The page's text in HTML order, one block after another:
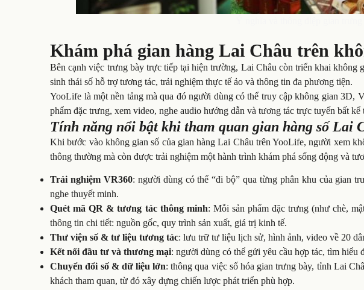
Khám phá gian hàng Lai Châu trên
Bên cạnh việc trưng bày trực tiếp tại hiện trường, Lai Châu còn triển khai
sinh thái số hỗ trợ tương tác, trải nghiệm thực tế ảo và thông tin đa phương tiện.
YooLife là một nền tảng mà qua đó người dùng có thể truy cập không gian 3D,
phẩm đặc trưng, xem video, nghe audio hướng dẫn và tương tác trực tuyến bất kể
Tính năng nổi bật khi tham quan gian hàng số Lai
Khi bước vào không gian số của gian hàng Lai Châu trên YooLife, người xem
thông thường mà còn được trải nghiệm một hành trình khám phá sống động và
Trải nghiệm VR360: người dùng có thể “đi bộ” qua từng phân khu của gian
nghe thuyết minh.
Quét mã QR & tương tác thông minh: Mỗi sản phẩm đặc trưng (như chè,
thông tin chi tiết: nguồn gốc, quy trình sản xuất, giá trị kinh tế.
Thư viện số & tư liệu tương tác: lưu trữ tư liệu lịch sử, hình ảnh, video về 20
Kết nối đầu tư và thương mại: người dùng có thể gửi yêu cầu hợp tác, tìm hiểu
Chuyển đổi số & dữ liệu lớn: thông qua việc số hóa gian trưng bày, tỉnh Lai
khách tham quan, từ đó xây dựng chiến lược phát triển phù hợp.